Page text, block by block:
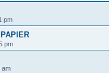
pm
pm
am